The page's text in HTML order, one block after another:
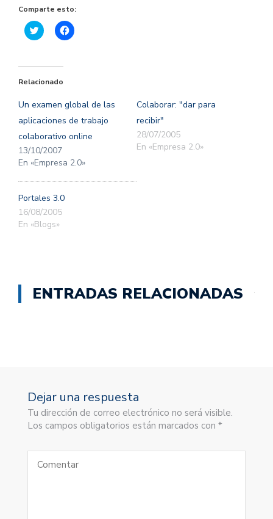
Comparte esto:
Haz
clic
Twitter
abre
ventana
nueva)
Haz
clic
una
ventana
nueva)
Relacionado
Un examen global de las
aplicaciones de trabajo
colaborativo online
13/10/2007
En «Empresa 2.0»
Colaborar: "dar para
recibir"
28/07/2005
En «Empresa 2.0»
Portales 3.0
16/08/2005
En «Blogs»
ENTRADAS RELACIONADAS
Dejar una respuesta
Tu dirección de correo electrónico no será visible.
Los campos obligatorios están marcados con *